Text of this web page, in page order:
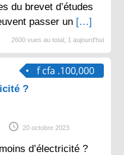
du brevet d’études
passer un […]
2600 vues au total, 1 aujourd'hui
f cfa .100,000
?
20 octobre 2023
d’électricité ?